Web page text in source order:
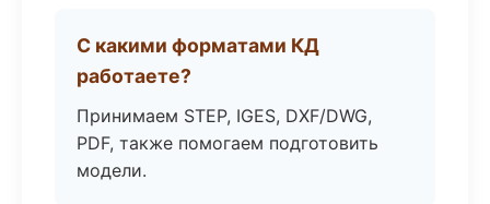
С какими форматами КД
работаете?
Принимаем STEP, IGES, DXF/DWG,
PDF, также помогаем подготовить
модели.